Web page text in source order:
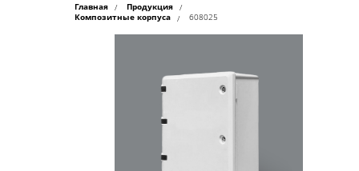
Главная
Продукция
Композитные корпуса
608025